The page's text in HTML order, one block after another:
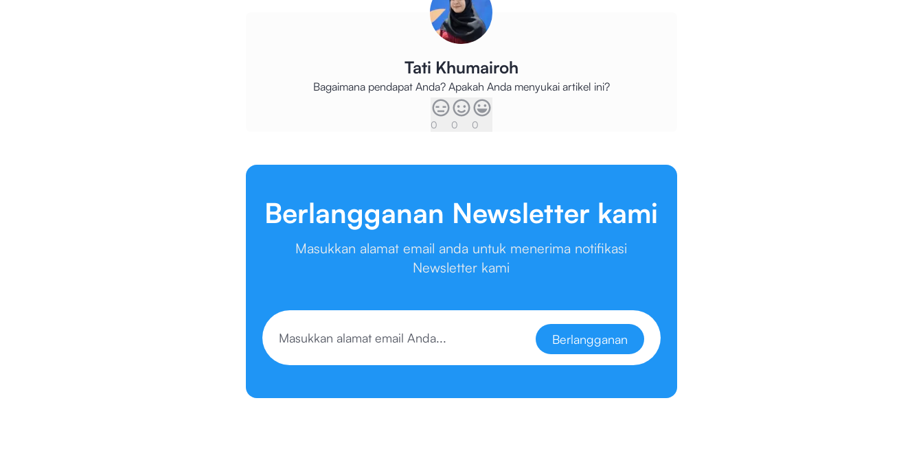
Tati Khumairoh
Bagaimana pendapat Anda? Apakah Anda menyukai artikel ini?
0 0 0
Berlangganan Newsletter kami
Masukkan alamat email anda untuk menerima notifikasi
Newsletter kami
Berlangganan